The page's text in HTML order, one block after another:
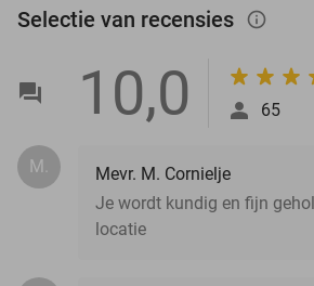
Selectie van recensies info_outlined
10,0 65
M.
Mevr. M. Cornielje
Je wordt kundig en fijn
locatie